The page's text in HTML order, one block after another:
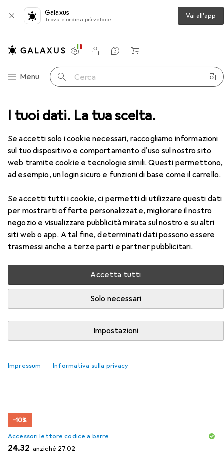
I tuoi dati. La tua scelta.
Se accetti solo i cookie necessari, raccogliamo informazioni
sul tuo dispositivo e comportamento d'uso sul nostro sito
web tramite cookie e tecnologie simili. Questi permettono,
ad esempio, un login sicuro e funzioni di base come il carrello.
Se accetti tutti i cookie, ci permetti di utilizzare questi dati
per mostrarti offerte personalizzate, migliorare il nostro
negozio e visualizzare pubblicità mirata sul nostro e su altri
siti web o app. A tal fine, determinati dati possono essere
trasmessi anche a terze parti e partner pubblicitari.
Accetta tutti
Solo necessari
Impostazioni
Impressum Informativa sulla privacy
Galaxus
Trova e ordina più veloce Vai all'app
Categoria Navigazione
Menu Cerca
Impostazioni
Conto cliente
Liste di confronto
Liste dei desideri
Carrello
Lettore codice a barre Zebra DS3678-HD
Zebra DS3678-HD
Codici a barre 1D, Codici a barre 2D
Qui trovi accessori adatti per il prodotto Zebra DS3678-
HD della categoria Accessori lettore codice a barre.
−10%
Accessori lettore codice a barre
EUR
24,32 anziché EUR
27,02